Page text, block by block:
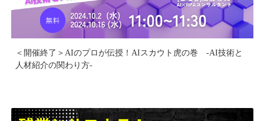
＜開催終了＞AIのプロが伝授！AIスカウト虎の巻 -AI技術と
人材紹介の関わり方-